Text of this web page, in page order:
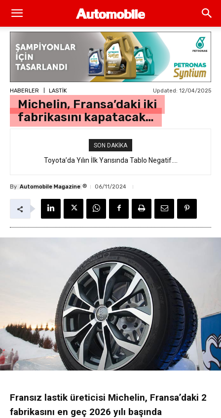
HABERLER LASTİK Updated: 12/04/2025
Michelin, Fransa’daki iki
fabrikasını kapatacak…
SON DAKIKA
Toyota’da Yılın İlk Yarısında Tablo Negatif….
By Automobile Magazine ® 06/11/2024
Fransız lastik üreticisi Michelin, Fransa’daki 2
fabrikasını en geç 2026 yılı başında